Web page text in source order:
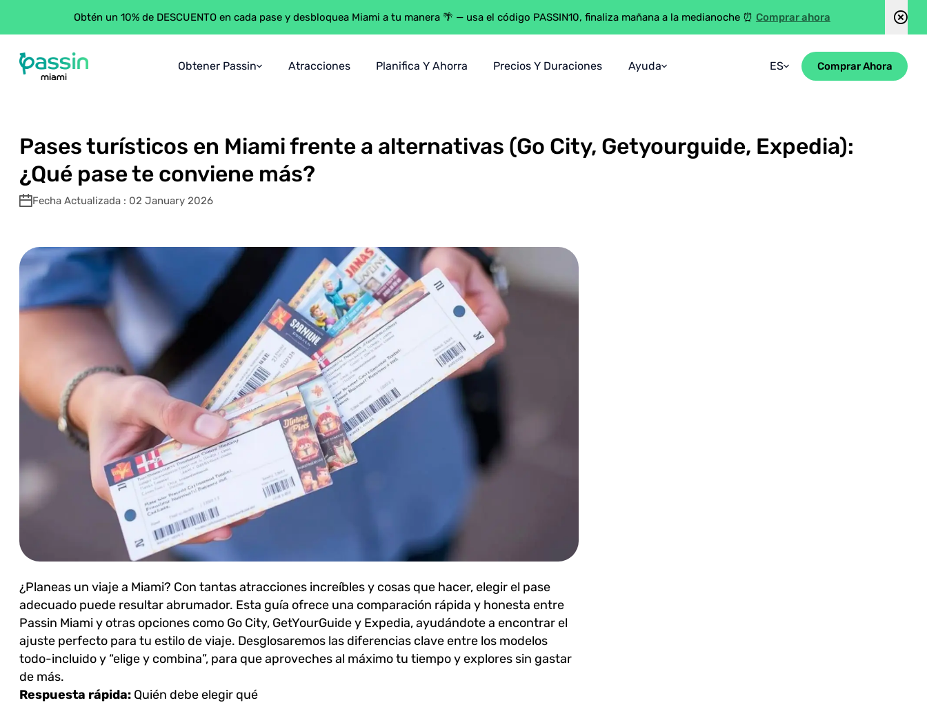
Obtén un 10% de DESCUENTO en cada pase y desbloquea Miami a tu manera 🌴 — usa el código PASSIN10, finaliza mañana a la medianoche ⏰ Comprar ahora
Obtener Passin
Garantía De Ahorro
Atracciones Planifica Y Ahorra Precios Y Duraciones Ayuda
Blog
ES Comprar Ahora
Pases turísticos en Miami frente a alternativas (Go City, Getyourguide, Expedia):
¿Qué pase te conviene más?
Fecha Actualizada : 02 January 2026
¿Planeas un viaje a Miami? Con tantas atracciones increíbles y cosas que hacer, elegir el pase
adecuado puede resultar abrumador. Esta guía ofrece una comparación rápida y honesta entre
Passin Miami y otras opciones como Go City, GetYourGuide y Expedia, ayudándote a encontrar el
ajuste perfecto para tu estilo de viaje. Desglosaremos las diferencias clave entre los modelos
todo-incluido y “elige y combina”, para que aproveches al máximo tu tiempo y explores sin gastar
de más.
Respuesta rápida: Quién debe elegir qué